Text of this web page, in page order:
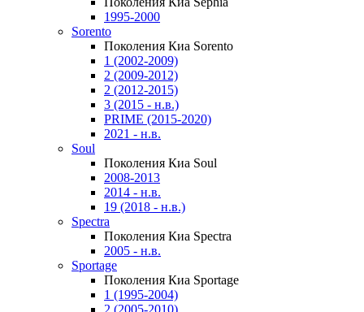
1995-2000
Sorento
Поколения Киа Sorento
1 (2002-2009)
2 (2009-2012)
2 (2012-2015)
3 (2015 - н.в.)
PRIME (2015-2020)
2021 - н.в.
Soul
Поколения Киа Soul
2008-2013
2014 - н.в.
19 (2018 - н.в.)
Spectra
Поколения Киа Spectra
2005 - н.в.
Sportage
Поколения Киа Sportage
1 (1995-2004)
2 (2005-2010)